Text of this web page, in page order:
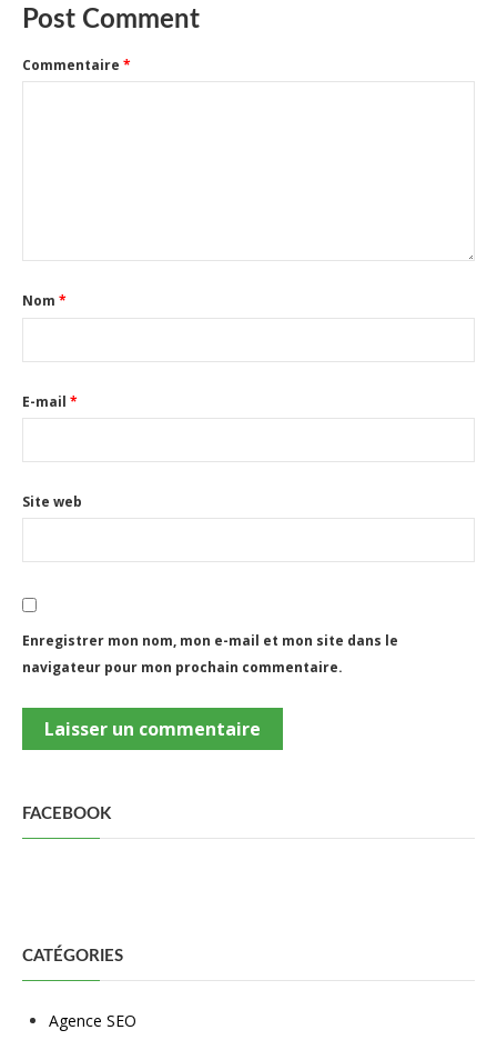
Post Comment
Commentaire *
Nom *
E-mail *
Site web
Enregistrer mon nom, mon e-mail et mon site dans le
navigateur pour mon prochain commentaire.
FACEBOOK
CATÉGORIES
Agence SEO